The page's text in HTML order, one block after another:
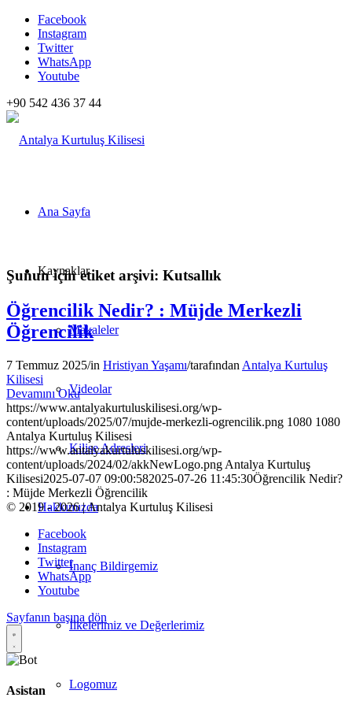
Facebook
Instagram
Twitter
WhatsApp
Youtube
+90 542 436 37 44
Ana Sayfa
Kaynaklar
Makaleler
Videolar
Kilise Adresleri
Hakkımızda
İnanç Bildirgemiz
İlkelerimiz ve Değerlerimiz
Logomuz
Şunun için etiket arşivi: Kutsallık
Öğrencilik Nedir? : Müjde Merkezli
Öğrencilik
7 Temmuz 2025/in Hristiyan Yaşamı/tarafından Antalya Kurtuluş
Kilisesi
Devamını Oku
https://www.antalyakurtuluskilisesi.org/wp-
content/uploads/2025/07/mujde-merkezli-ogrencilik.png 1080 1080
Antalya Kurtuluş Kilisesi
https://www.antalyakurtuluskilisesi.org/wp-
content/uploads/2024/02/akkNewLogo.png Antalya Kurtuluş
Kilisesi2025-07-07 09:00:582025-07-26 11:45:30Öğrencilik Nedir?
: Müjde Merkezli Öğrencilik
© 2019 - 2026 | Antalya Kurtuluş Kilisesi
Facebook
Instagram
Twitter
WhatsApp
Youtube
Sayfanın başına dön
Asistan